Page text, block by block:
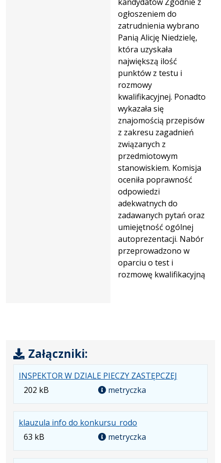
ogłoszeniem do
zatrudnienia wybrano
Panią Alicję Niedzielę,
która uzyskała
największą ilość
punktów z testu i
rozmowy
kwalifikacyjnej. Ponadto
wykazała się
znajomością przepisów
z zakresu zagadnień
związanych z
przedmiotowym
stanowiskiem. Komisja
oceniła poprawność
odpowiedzi
adekwatnych do
zadawanych pytań oraz
umiejętność ogólnej
autoprezentacji. Nabór
przeprowadzono w
oparciu o test i
rozmowę kwalifikacyjną
Załączniki:
INSPEKTOR W DZIALE PIECZY ZASTĘPCZEJ
202 kB metryczka
klauzula info do konkursu_rodo
Rozmiar
63 kB metryczka